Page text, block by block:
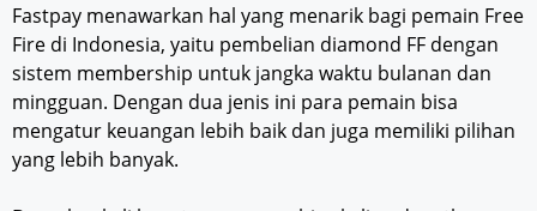
Fastpay menawarkan hal yang menarik bagi pemain Free
Fire di Indonesia, yaitu pembelian diamond FF dengan
sistem membership untuk jangka waktu bulanan dan
mingguan. Dengan dua jenis ini para pemain bisa
mengatur keuangan lebih baik dan juga memiliki pilihan
yang lebih banyak.